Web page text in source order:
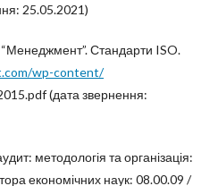
25.05.2021)
Стандарти ISO.
wp-content/
(дата звернення:
методологія та організація:
економічних наук: 08.00.09 /